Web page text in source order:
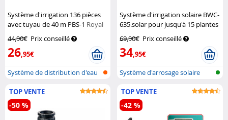
Système d'irrigation 136 pièces
avec tuyau de 40 m PBS-1 Royal
44,90€ Prix conseillé
26,95€
Système de distribution d'eau
Système d'irrigation solaire BWC-
635.solar pour jusqu'à 15 plantes
69,90€ Prix conseillé
34,95€
Système d'arrosage solaire
TOP VENTE
-50 %
TOP VENTE
-42 %